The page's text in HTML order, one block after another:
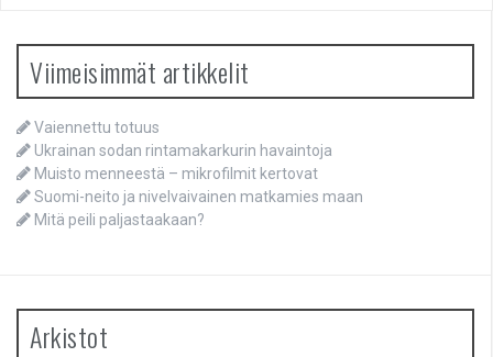
Viimeisimmät artikkelit
Vaiennettu totuus
Ukrainan sodan rintamakarkurin havaintoja
Muisto menneestä – mikrofilmit kertovat
Suomi-neito ja nivelvaivainen matkamies maan
Mitä peili paljastaakaan?
Arkistot